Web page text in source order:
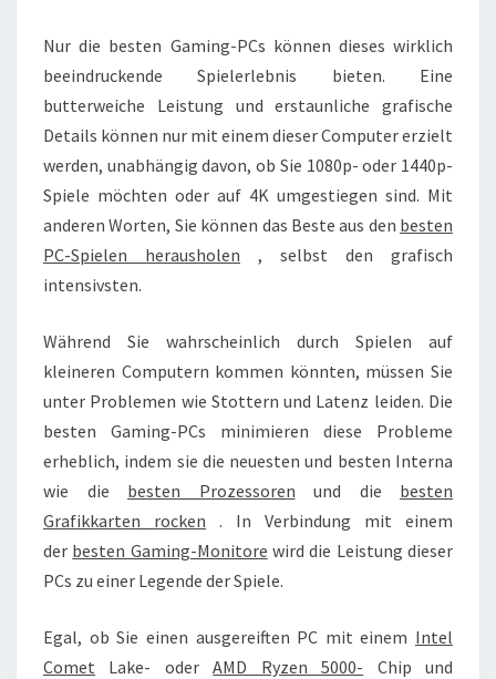
GAMER
Nur die besten Gaming-PCs können dieses wirklich
beeindruckende Spielerlebnis bieten. Eine
butterweiche Leistung und erstaunliche grafische
Details können nur mit einem dieser Computer erzielt
werden, unabhängig davon, ob Sie 1080p- oder 1440p-
Spiele möchten oder auf 4K umgestiegen sind. Mit
anderen Worten, Sie können das Beste aus den besten
PC-Spielen herausholen , selbst den grafisch
intensivsten.
Während Sie wahrscheinlich durch Spielen auf
kleineren Computern kommen könnten, müssen Sie
unter Problemen wie Stottern und Latenz leiden. Die
besten Gaming-PCs minimieren diese Probleme
erheblich, indem sie die neuesten und besten Interna
wie die besten Prozessoren und die besten
Grafikkarten rocken . In Verbindung mit einem
der besten Gaming-Monitore wird die Leistung dieser
PCs zu einer Legende der Spiele.
Egal, ob Sie einen ausgereiften PC mit einem Intel
Comet Lake- oderAMD Ryzen 5000- Chip und